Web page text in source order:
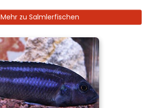
Mehr zu Salmlerfischen